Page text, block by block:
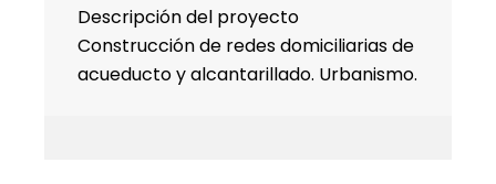
Descripción del proyecto
Construcción de redes domiciliarias de
acueducto y alcantarillado. Urbanismo.